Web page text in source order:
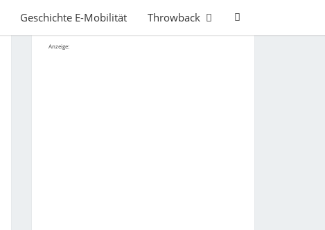
Geschichte E-Mobilität Throwback
Search
Anzeige: